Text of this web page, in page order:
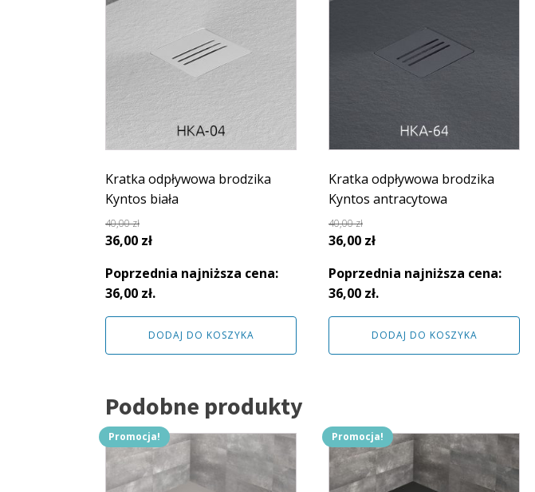
Kratka odpływowa brodzika
Kyntos biała
40,00zł
Pierwotna
wynosiła:
40,00 zł.
36,00 złAktualna
wynosi:
36,00 zł.
Poprzednia najniższa cena:
36,00 zł.
DODAJ DO KOSZYKA
Kratka odpływowa brodzika
Kyntos antracytowa
40,00zł
Pierwotna
wynosiła:
40,00 zł.
36,00 złAktualna
wynosi:
36,00 zł.
Poprzednia najniższa cena:
36,00 zł.
DODAJ DO KOSZYKA
Podobne produkty
Promocja! Promocja!